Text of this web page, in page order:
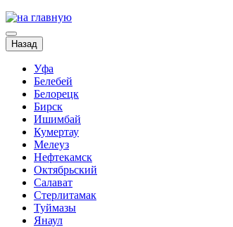
Назад
Уфа
Белебей
Белорецк
Бирск
Ишимбай
Кумертау
Мелеуз
Нефтекамск
Октябрьский
Салават
Стерлитамак
Туймазы
Янаул